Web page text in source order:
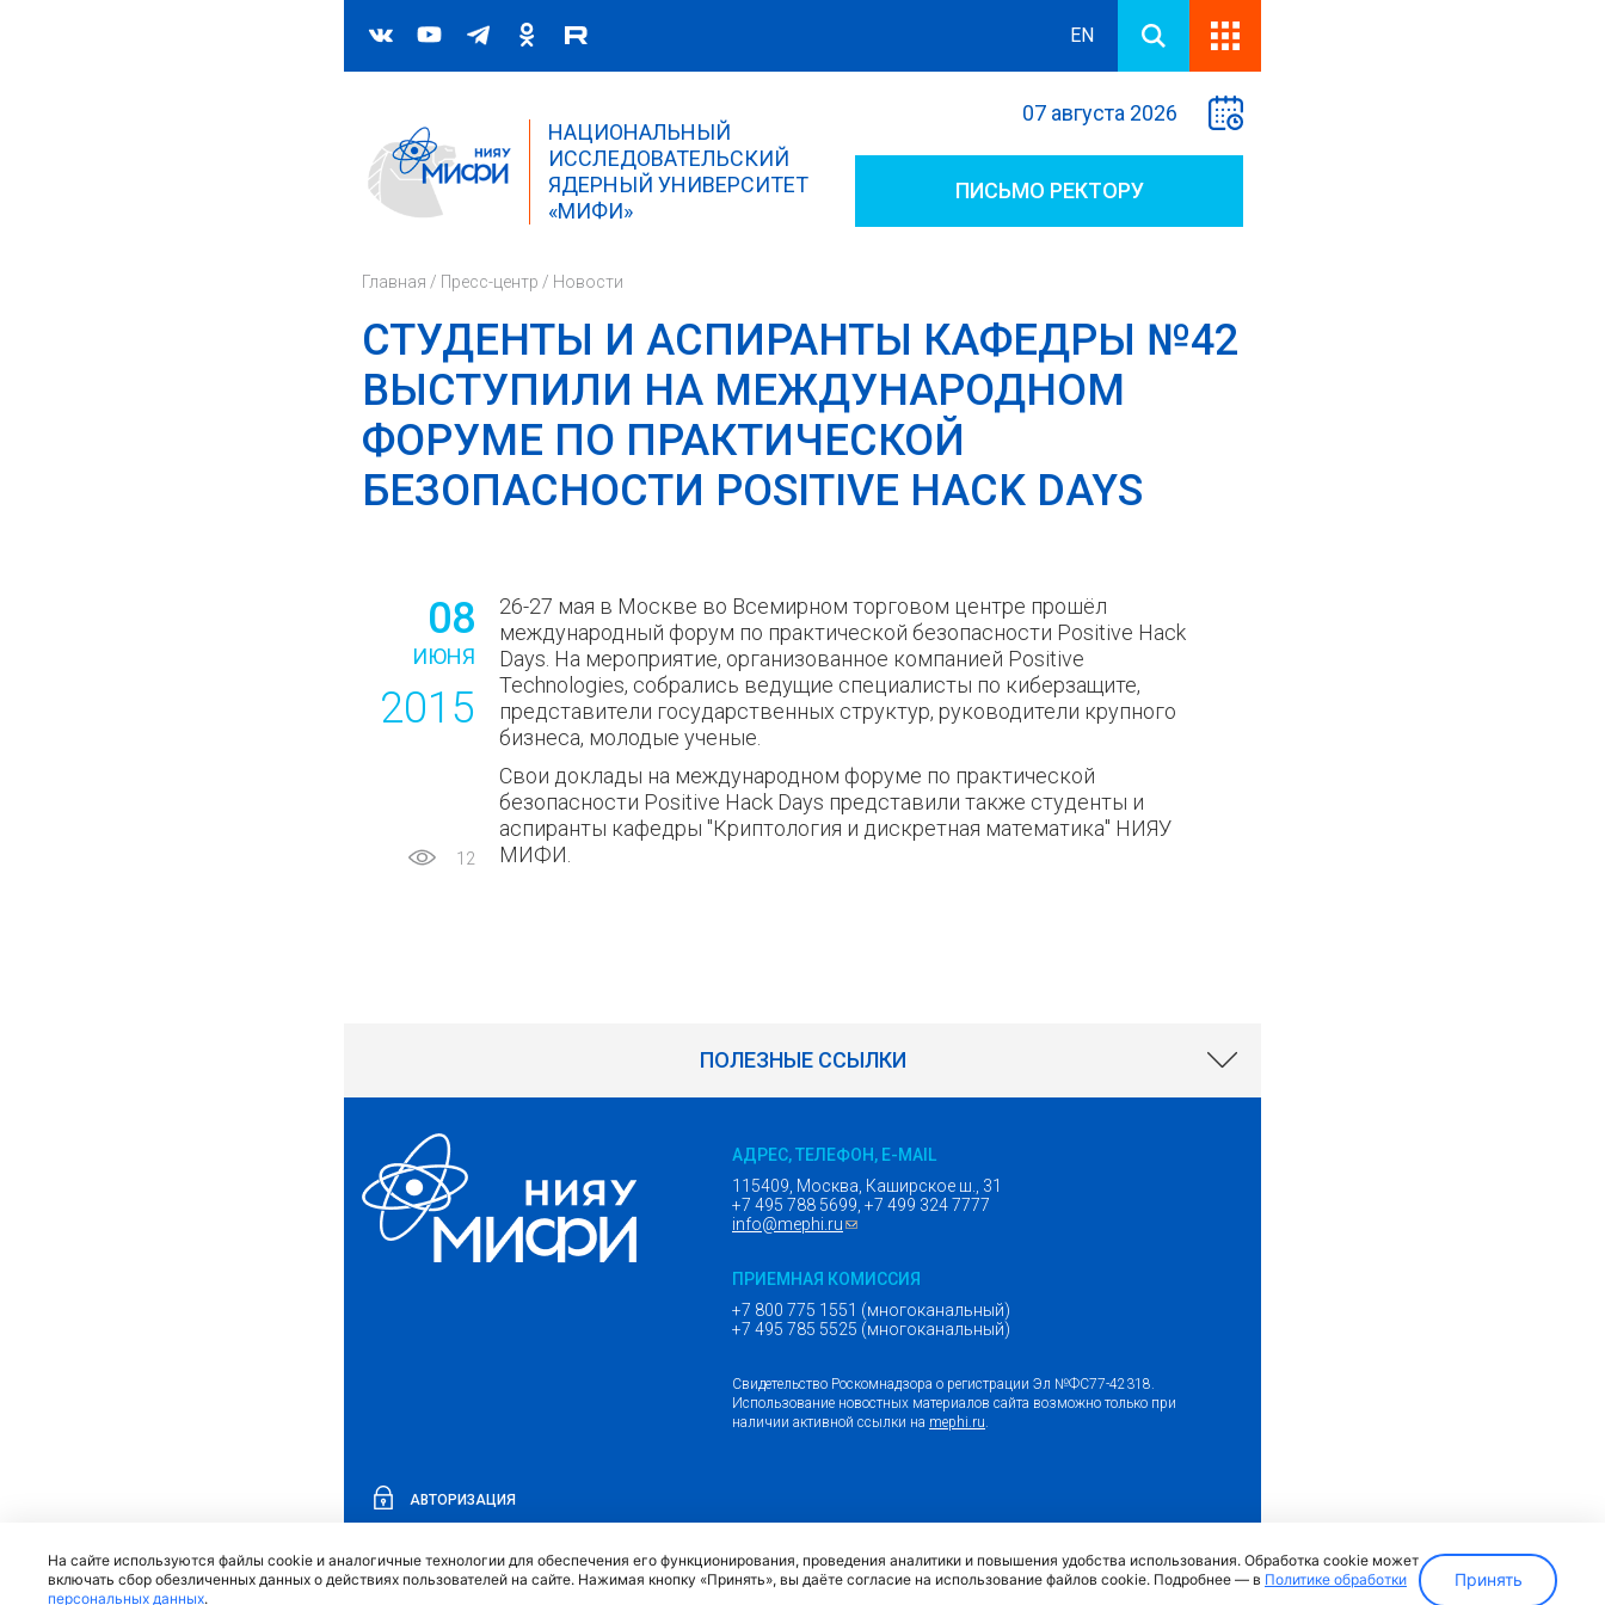
Форма поиска
EN
НАЦИОНАЛЬНЫЙ
ИССЛЕДОВАТЕЛЬСКИЙ
ЯДЕРНЫЙ УНИВЕРСИТЕТ
«МИФИ»
07 августа 2026
ПИСЬМО РЕКТОРУ
Главная / Пресс-центр / Новости
СТУДЕНТЫ И АСПИРАНТЫ КАФЕДРЫ №42
ВЫСТУПИЛИ НА МЕЖДУНАРОДНОМ
ФОРУМЕ ПО ПРАКТИЧЕСКОЙ
БЕЗОПАСНОСТИ POSITIVE HACK DAYS
08
ИЮНЯ
2015
26-27 мая в Москве во Всемирном торговом центре прошёл
международный форум по практической безопасности Positive Hack
Days. На мероприятие, организованное компанией Positive
Technologies, собрались ведущие специалисты по киберзащите,
представители государственных структур, руководители крупного
бизнеса, молодые ученые.
Свои доклады на международном форуме по практической
безопасности Positive Hack Days представили также студенты и
аспиранты кафедры "Криптология и дискретная математика" НИЯУ
МИФИ.
12
ПОЛЕЗНЫЕ ССЫЛКИ
АДРЕС, ТЕЛЕФОН, E-MAIL
115409, Москва, Каширское ш., 31
+7 495 788 5699, +7 499 324 7777
info@mephi.ru(ссылка для отправки email)
ПРИЕМНАЯ КОМИССИЯ
+7 800 775 1551 (многоканальный)
+7 495 785 5525 (многоканальный)
Свидетельство Роскомнадзора о регистрации Эл №ФС77-42318.
Использование новостных материалов сайта возможно только при
наличии активной ссылки на mephi.ru.
АВТОРИЗАЦИЯ
Политика обработки персональных данных МИФИ
На сайте используются файлы cookie и аналогичные технологии для обеспечения его функционирования, проведения аналитики и повышения удобства использования. Обработка cookie может
включать сбор обезличенных данных о действиях пользователей на сайте. Нажимая кнопку «Принять», вы даёте согласие на использование файлов cookie. Подробнее — в Политике обработки
персональных данных.
Принять